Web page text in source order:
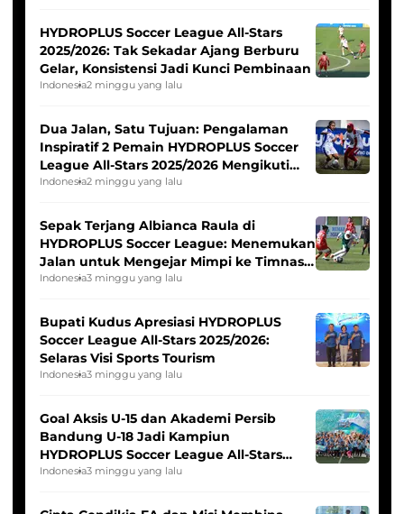
HYDROPLUS Soccer League All-Stars
2025/2026: Tak Sekadar Ajang Berburu
Gelar, Konsistensi Jadi Kunci Pembinaan
Indonesia2 minggu yang lalu
Dua Jalan, Satu Tujuan: Pengalaman
Inspiratif 2 Pemain HYDROPLUS Soccer
League All-Stars 2025/2026 Mengikuti
Seleksi Timnas Indonesia Putri
Indonesia2 minggu yang lalu
Sepak Terjang Albianca Raula di
HYDROPLUS Soccer League: Menemukan
Jalan untuk Mengejar Mimpi ke Timnas
Indonesia Putri
Indonesia3 minggu yang lalu
Bupati Kudus Apresiasi HYDROPLUS
Soccer League All-Stars 2025/2026:
Selaras Visi Sports Tourism
Indonesia3 minggu yang lalu
Goal Aksis U-15 dan Akademi Persib
Bandung U-18 Jadi Kampiun
HYDROPLUS Soccer League All-Stars
2025/2026
Indonesia3 minggu yang lalu